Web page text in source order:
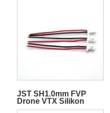
JST SH1.0mm FVP
Drone VTX Silikon
Quadcopter-sändare